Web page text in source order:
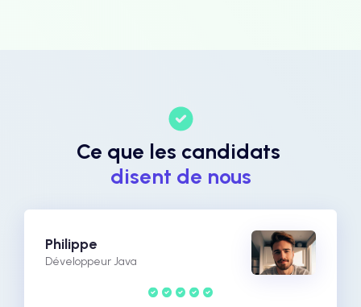
Ce que les candidats
disent de nous
Philippe
Développeur Java